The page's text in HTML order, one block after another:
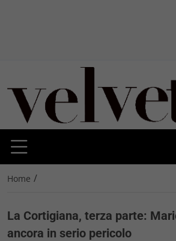
Home /
La Cortigiana, terza parte:
ancora in serio pericolo